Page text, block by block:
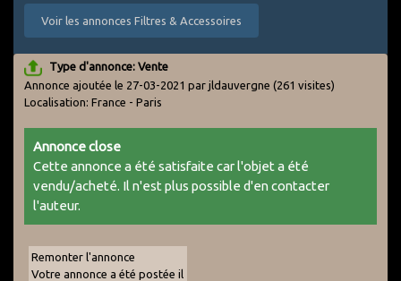
Voir les annonces Filtres & Accessoires
Type d'annonce: Vente
Annonce ajoutée le 27-03-2021 par jldauvergne (261 visites)
Localisation: France - Paris
Annonce close
Cette annonce a été satisfaite car l'objet a été
vendu/acheté. Il n'est plus possible d'en contacter
l'auteur.
Remonter l'annonce
Votre annonce a été postée il